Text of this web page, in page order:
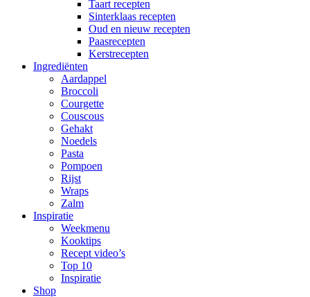
Taart recepten
Sinterklaas recepten
Oud en nieuw recepten
Paasrecepten
Kerstrecepten
Ingrediënten
Aardappel
Broccoli
Courgette
Couscous
Gehakt
Noedels
Pasta
Pompoen
Rijst
Wraps
Zalm
Inspiratie
Weekmenu
Kooktips
Recept video’s
Top 10
Inspiratie
Shop